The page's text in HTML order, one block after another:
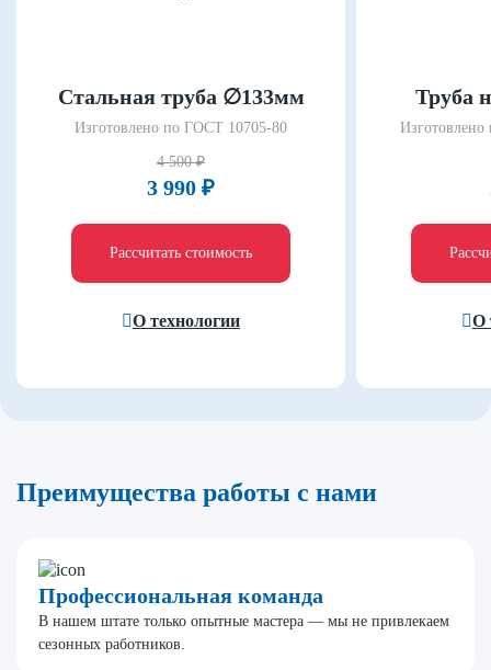
Стальная труба ∅133мм
Изготовлено по ГОСТ 10705-80
4 500 ₽
3 990 ₽
Рассчитать стоимость
О технологии
Труба
О
Преимущества работы с нами
Профессиональная команда
В нашем штате только опытные мастера — мы не привлекаем
сезонных работников.